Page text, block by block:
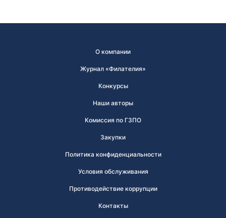
О компании
Журнал «Филателия»
Конкурсы
Наши авторы
Комиссия по ГЗПО
Закупки
Политика конфиденциальности
Условия обслуживания
Противодействие коррупции
Контакты